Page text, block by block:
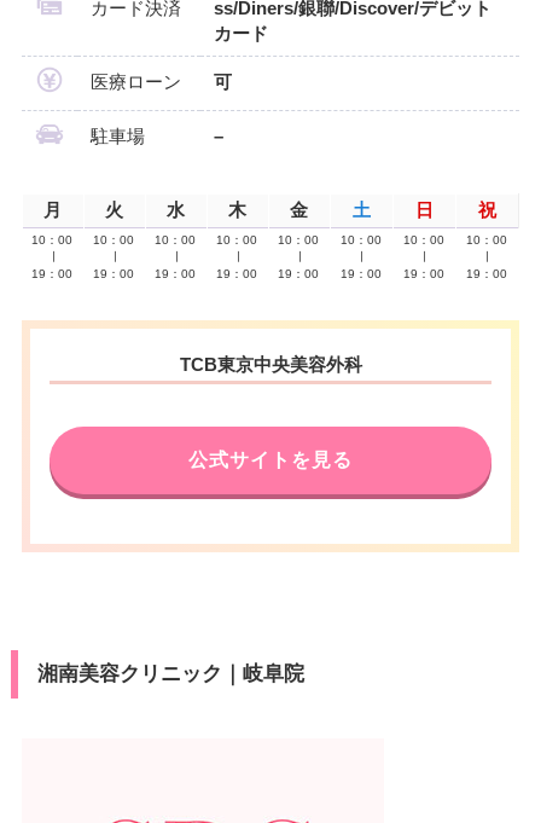
カード決済
ss/Diners/銀聯/Discover/デビット
カード
医療ローン 可
駐車場 –
月 火 水 木 金 土 日 祝
10：00
19：00
10：00
19：00
10：00
19：00
10：00
19：00
10：00
19：00
10：00
19：00
10：00
19：00
10：00
19：00
TCB東京中央美容外科
公式サイトを見る
湘南美容クリニック｜岐阜院